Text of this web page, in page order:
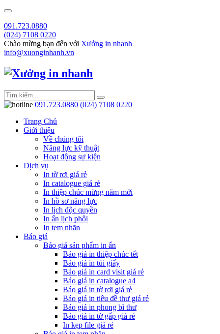
091.723.0880
(024) 7108 0220
Chào mừng bạn đến với Xưởng in nhanh
info@xuonginhanh.vn
091.723.0880 (024) 7108 0220
Trang Chủ
Giới thiệu
Về chúng tôi
Năng lực kỹ thuật
Hoạt động sự kiện
Dịch vụ
In tờ rơi giá rẻ
In catalogue giá rẻ
In thiệp chúc mừng năm mới
In hồ sơ năng lực
In lịch độc quyền
In ấn lịch phôi
In tem nhãn
Báo giá
Báo giá sản phẩm in ấn
Báo giá in thiệp chúc tết
Báo giá in túi giấy
Báo giá in card visit giá rẻ
Báo giá in catalogue a4
Báo giá in tờ rơi giá rẻ
Báo giá in tiêu đề thư giá rẻ
Báo giá in phong bì thư
Báo giá in tờ gấp giá rẻ
In kẹp file giá rẻ